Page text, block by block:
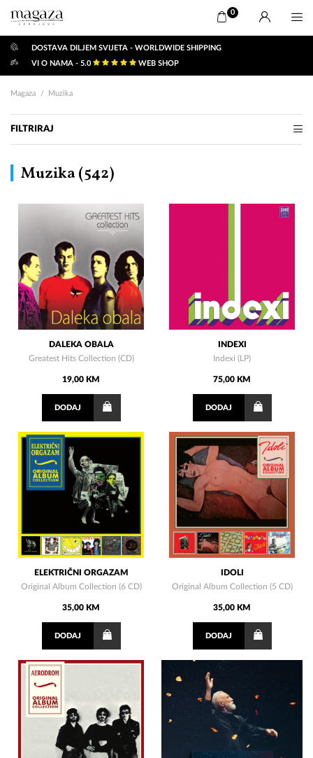
0
DOSTAVA DILJEM SVIJETA - WORLDWIDE SHIPPING
VI O NAMA - 5.0
WEB SHOP
Magaza Muzika
FILTRIRAJ
Muzika (542)
DALEKA OBALA
Greatest Hits Collection (CD)
19,00 KM
DODAJ
INDEXI
Indexi (LP)
75,00 KM
DODAJ
ELEKTRIČNI ORGAZAM
Original Album Collection (6 CD)
35,00 KM
DODAJ
IDOLI
Original Album Collection (5 CD)
35,00 KM
DODAJ